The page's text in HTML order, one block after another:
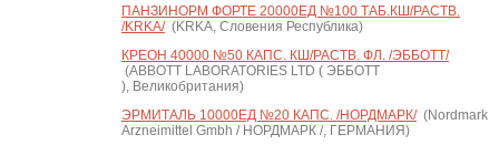
ПАНЗИНОРМ ФОРТЕ 20000ЕД №100 ТАБ.КШ/РАСТВ.
/KRKA/(KRKA, Словения Республика)
КРЕОН 40000 №50 КАПС. КШ/РАСТВ. ФЛ. /ЭББОТТ/
(ABBOTT LABORATORIES LTD ( ЭББОТТ
), Великобритания)
ЭРМИТАЛЬ 10000ЕД №20 КАПС. /НОРДМАРК/(Nordmark
Arzneimittel Gmbh / НОРДМАРК /, ГЕРМАНИЯ)